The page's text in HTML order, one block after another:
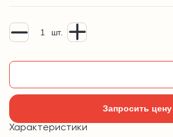
шт.
Запросить цену
Характеристики